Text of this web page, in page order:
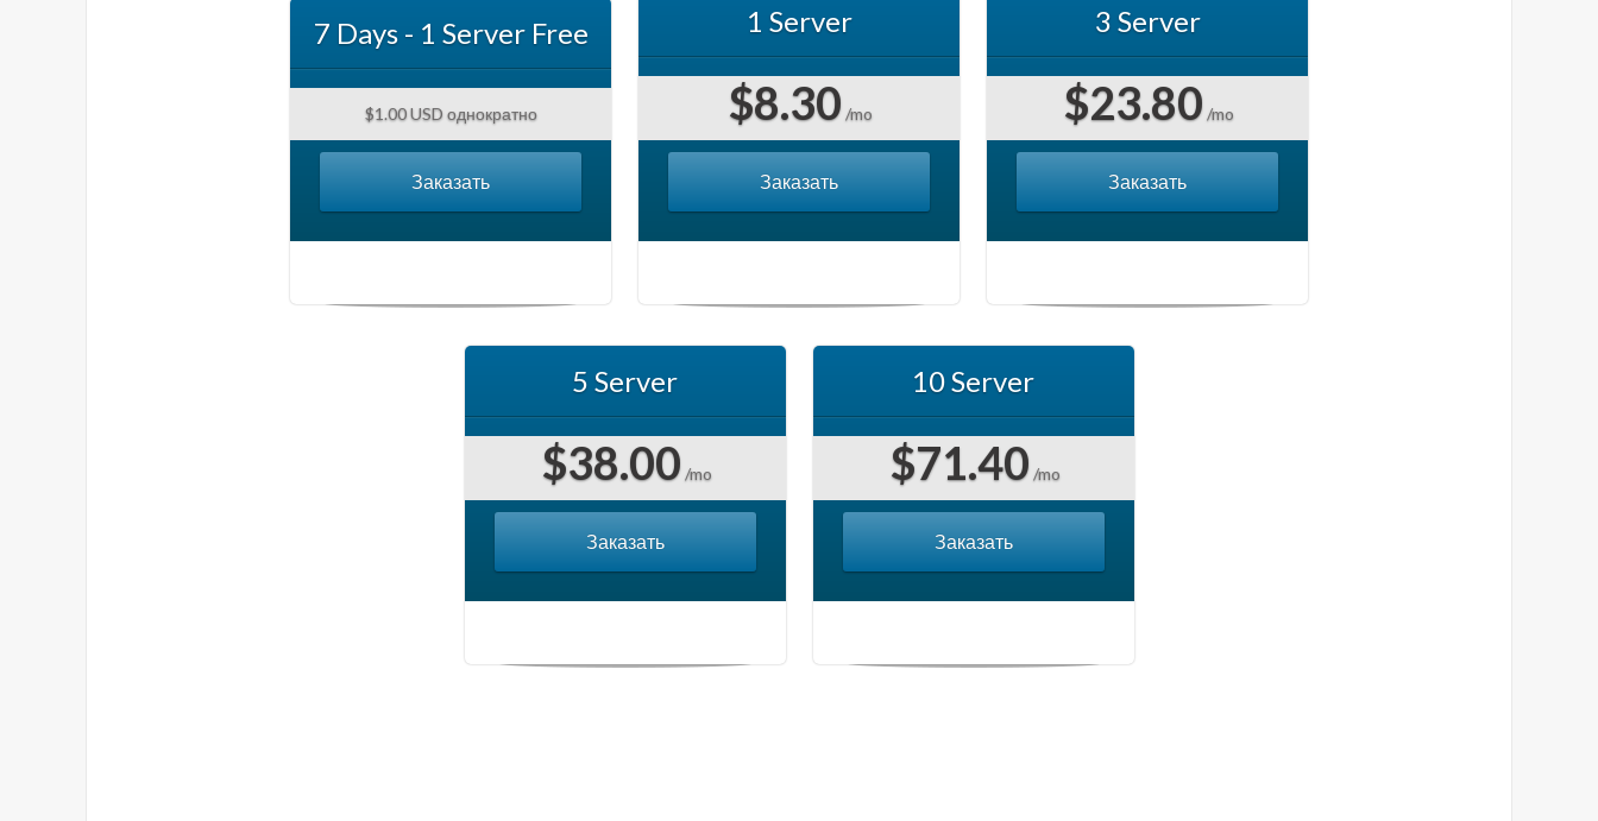
7 Days - 1 Server Free
$1.00 USD однократно
Заказать
1 Server
$8.30 /mo
Заказать
3 Server
$23.80 /mo
Заказать
5 Server
$38.00 /mo
Заказать
10 Server
$71.40 /mo
Заказать